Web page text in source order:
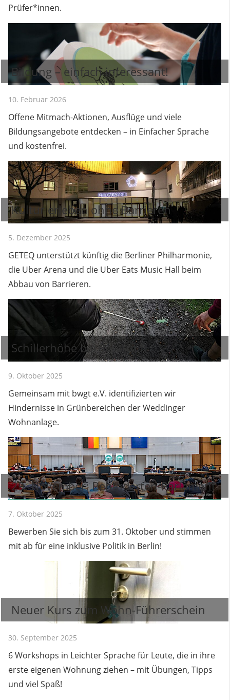
Prüfer*innen.
10. Februar 2026
Bildung – einfach interessant!
Offene Mitmach-Aktionen, Ausflüge und viele
Bildungsangebote entdecken – in Einfacher Sprache
und kostenfrei.
5. Dezember 2025
Kultur erleben ohne Barrieren
GETEQ unterstützt künftig die Berliner Philharmonie,
die Uber Arena und die Uber Eats Music Hall beim
Abbau von Barrieren.
9. Oktober 2025
Schillerhöhe barrierefrei!
Gemeinsam mit bwgt e.V. identifizierten wir
Hindernisse in Grünbereichen der Weddinger
Wohnanlage.
7. Oktober 2025
29. November: Behinderten-Parlament
Bewerben Sie sich bis zum 31. Oktober und stimmen
mit ab für eine inklusive Politik in Berlin!
30. September 2025
Neuer Kurs zum Wohn-Führerschein
6 Workshops in Leichter Sprache für Leute, die in ihre
erste eigenen Wohnung ziehen – mit Übungen, Tipps
und viel Spaß!